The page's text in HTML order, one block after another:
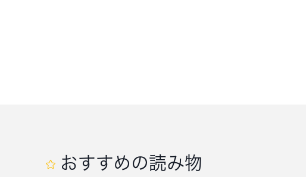
おすすめの読み物